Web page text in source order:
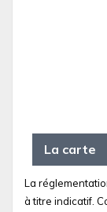
La carte
La
à titre indicatif.